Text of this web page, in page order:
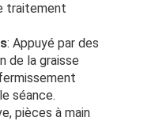
traitement
: Appuyé par des
de la graisse
séance.
pièces à main